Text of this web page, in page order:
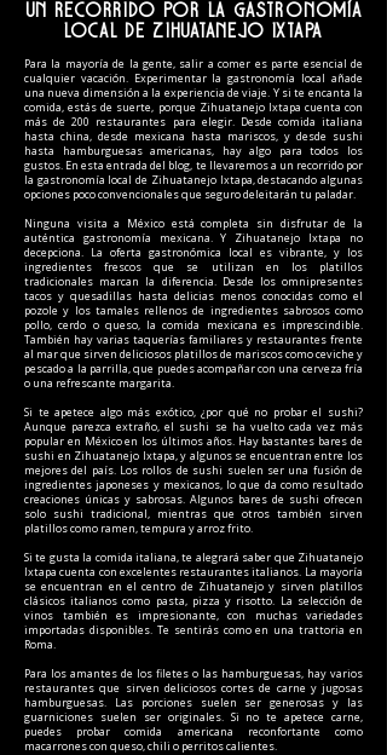
Un recorrido por la gastronomía
local de Zihuatanejo Ixtapa
Para la mayoría de la gente, salir a comer es parte esencial de
cualquier vacación. Experimentar la gastronomía local añade
una nueva dimensión a la experiencia de viaje. Y si te encanta la
comida, estás de suerte, porque Zihuatanejo Ixtapa cuenta con
más de 200 restaurantes para elegir. Desde comida italiana
hasta china, desde mexicana hasta mariscos, y desde sushi
hasta hamburguesas americanas, hay algo para todos los
gustos. En esta entrada del blog, te llevaremos a un recorrido por
la gastronomía local de Zihuatanejo Ixtapa, destacando algunas
opciones poco convencionales que seguro deleitarán tu paladar.
Ninguna visita a México está completa sin disfrutar de la
auténtica gastronomía mexicana. Y Zihuatanejo Ixtapa no
decepciona. La oferta gastronómica local es vibrante, y los
ingredientes frescos que se utilizan en los platillos
tradicionales marcan la diferencia. Desde los omnipresentes
tacos y quesadillas hasta delicias menos conocidas como el
pozole y los tamales rellenos de ingredientes sabrosos como
pollo, cerdo o queso, la comida mexicana es imprescindible.
También hay varias taquerías familiares y restaurantes frente
al mar que sirven deliciosos platillos de mariscos como ceviche y
pescado a la parrilla, que puedes acompañar con una cerveza fría
o una refrescante margarita.
Si te apetece algo más exótico, ¿por qué no probar el sushi?
Aunque parezca extraño, el sushi se ha vuelto cada vez más
popular en México en los últimos años. Hay bastantes bares de
sushi en Zihuatanejo Ixtapa, y algunos se encuentran entre los
mejores del país. Los rollos de sushi suelen ser una fusión de
ingredientes japoneses y mexicanos, lo que da como resultado
creaciones únicas y sabrosas. Algunos bares de sushi ofrecen
solo sushi tradicional, mientras que otros también sirven
platillos como ramen, tempura y arroz frito.
Si te gusta la comida italiana, te alegrará saber que Zihuatanejo
Ixtapa cuenta con excelentes restaurantes italianos. La mayoría
se encuentran en el centro de Zihuatanejo y sirven platillos
clásicos italianos como pasta, pizza y risotto. La selección de
vinos también es impresionante, con muchas variedades
importadas disponibles. Te sentirás como en una trattoria en
Roma.
Para los amantes de los filetes o las hamburguesas, hay varios
restaurantes que sirven deliciosos cortes de carne y jugosas
hamburguesas. Las porciones suelen ser generosas y las
guarniciones suelen ser originales. Si no te apetece carne,
puedes probar comida americana reconfortante como
macarrones con queso, chili o perritos calientes.